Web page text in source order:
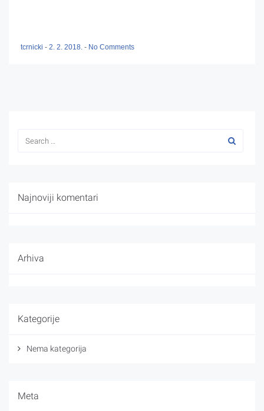
tcrnicki - 2. 2. 2018. - No Comments
Najnoviji komentari
Arhiva
Kategorije
Nema kategorija
Meta